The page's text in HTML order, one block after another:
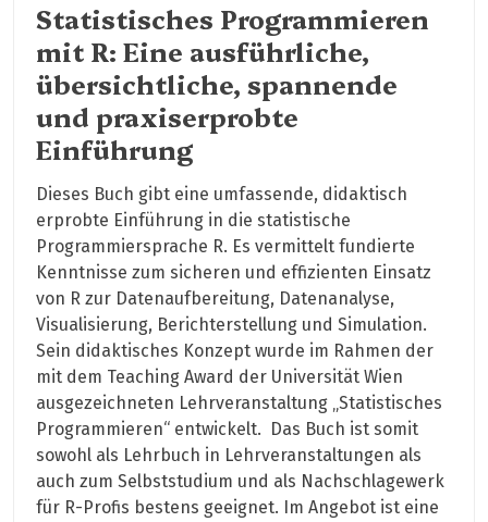
Statistisches Programmieren
mit R: Eine ausführliche,
übersichtliche, spannende
und praxiserprobte
Einführung
Dieses Buch gibt eine umfassende, didaktisch
erprobte Einführung in die statistische
Programmiersprache R. Es vermittelt fundierte
Kenntnisse zum sicheren und effizienten Einsatz
von R zur Datenaufbereitung, Datenanalyse,
Visualisierung, Berichterstellung und Simulation.
Sein didaktisches Konzept wurde im Rahmen der
mit dem Teaching Award der Universität Wien
ausgezeichneten Lehrveranstaltung „Statistisches
Programmieren“ entwickelt. Das Buch ist somit
sowohl als Lehrbuch in Lehrveranstaltungen als
auch zum Selbststudium und als Nachschlagewerk
für R-Profis bestens geeignet. Im Angebot ist eine